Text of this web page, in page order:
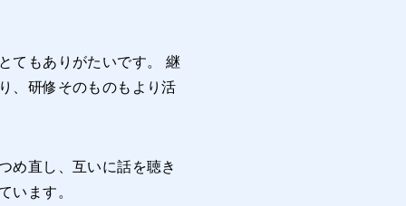
てもありがたいです。 継
、研修そのものもより活
め直し、互いに話を聴き
います。